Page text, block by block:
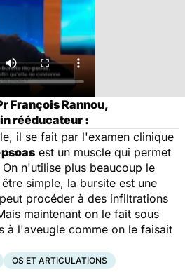
François Rannou,
rééducateur :
il se fait par l'examen clinique
est un muscle qui permet
n'utilise plus beaucoup le
simple, la bursite est une
procéder à des infiltrations
maintenant on le fait sous
à l'aveugle comme on le faisait
OS ET ARTICULATIONS